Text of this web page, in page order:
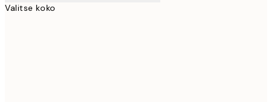
Valitse koko